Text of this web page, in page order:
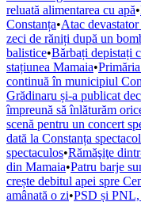
reluată alimentarea cu apă•
Constanța•Atac
zeci de răniți după un
balistice•Bărbați depistați
stațiunea Mamaia•
continuă în municipiul
Grădinaru și-a publicat
împreună să înlăturăm
scenă pentru un concert
dată la Constanța
spectaculos•Rămăşiţe
din Mamaia•Patru barje
crește debitul apei spre
amânată o zi•PSD și PNL,